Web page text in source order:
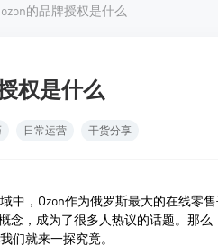
ozon的品牌授权是什么
权是什么
日常运营 干货分享